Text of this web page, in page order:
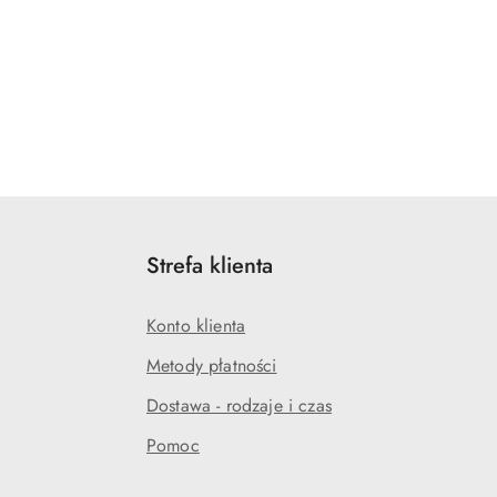
Strefa klienta
Konto klienta
Metody płatności
Dostawa - rodzaje i czas
Pomoc